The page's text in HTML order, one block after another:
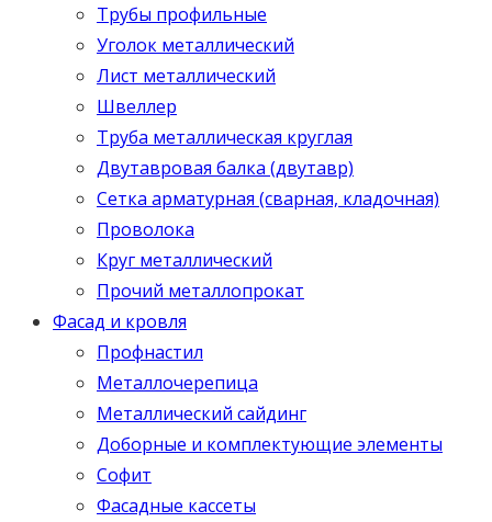
Трубы профильные
Уголок металлический
Лист металлический
Швеллер
Труба металлическая круглая
Двутавровая балка (двутавр)
Сетка арматурная (сварная, кладочная)
Проволока
Круг металлический
Прочий металлопрокат
Фасад и кровля
Профнастил
Металлочерепица
Металлический сайдинг
Доборные и комплектующие элементы
Софит
Фасадные кассеты